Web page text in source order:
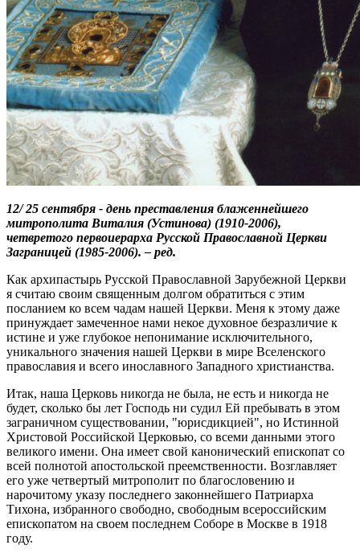
12/ 25 сентября - день преставления блаженнейшего
митрополита Виталия (Устинова) (1910-2006),
четвретого первоиерарха Русской Православной Церкви
Заграницей (1985-2006). – ред.
Как архипастырь Русской Православной Зарубежной Церкви
я считаю своим священным долгом обратиться с этим
посланием ко всем чадам нашей Церкви. Меня к этому даже
принуждает замеченное нами некое духовное безразличие к
истине и уже глубокое непонимание исключительного,
уникального значения нашей Церкви в мире Вселенского
православия и всего инославного Западного христианства.
Итак, наша Церковь никогда не была, не есть и никогда не
будет, сколько бы лет Господь ни судил Ей пребывать в этом
заграничном существовании, "юрисдикцией", но Истинной
Христовой Российской Церковью, со всеми данными этого
великого имени. Она имеет свой канонический епископат со
всей полнотой апостольской преемственности. Возглавляет
его уже четвертый митрополит по благословению и
нарочитому указу последнего законнейшего Патриарха
Тихона, избранного свободно, свободным всероссийским
епископатом на своем последнем Соборе в Москве в 1918
году.